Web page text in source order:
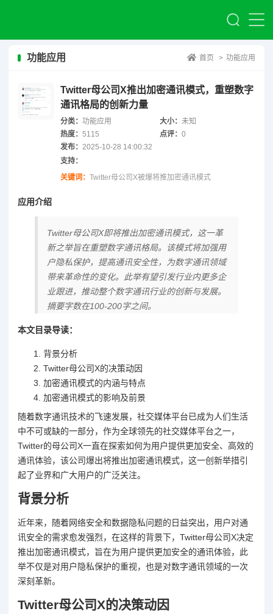
功能应用 首页 > 功能应用
Twitter母公司X推出加密通讯模式，重塑数字
通讯格局的创新力量
分类： 功能应用 大小：未知
热度： 5115 点评：0
发布： 2025-10-28 14:00:32
支持：
关键词： Twitter母公司X被爆将推加密通讯模式
应用介绍
Twitter母公司X即将推出加密通讯模式，这一革
新之举旨在重塑数字通讯格局。该模式将加强用
户隐私保护，提高通讯安全性，为数字通讯领域
带来革命性的变化。此举有望引发行业内更多企
业跟进，推动整个数字通讯行业的创新与发展。
摘要字数在100-200字之间。
本文目录导读：
背景分析
Twitter母公司X的决策动因
加密通讯模式的内涵与特点
加密通讯模式的影响及前景
随着数字通讯技术的飞速发展，社交媒体平台已成为人们生活
中不可或缺的一部分，作为全球领先的社交媒体平台之一，
Twitter的母公司X一直在探索如何为用户提供更加安全、高效的
通讯体验，该公司爆出将推出加密通讯模式，这一创新举措引
起了业界和广大用户的广泛关注。
背景分析
近年来，随着网络安全和数据隐私问题的日益突出，用户对通
讯安全的需求愈发强烈，在这样的背景下，Twitter母公司X决定
推出加密通讯模式，旨在为用户提供更加安全的通讯体验，此
举不仅是对用户隐私保护的重视，也是对数字通讯领域的一次
深刻革新。
Twitter母公司X的决策动因